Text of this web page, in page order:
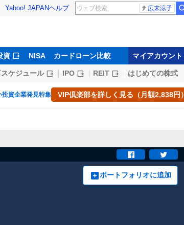
Yahoo! JAPANヘルプ 広末涼子
資 NISA カードローン比較 マイアカウント
ケジュール IPO REIT はじめての株式
投資企業発見特集 VIP倶楽部を詳しく見る（月額2,838円）
ポートフォリオに追加